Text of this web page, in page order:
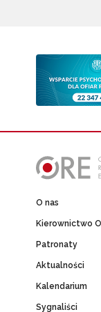
O nas
Kierownictwo
Patronaty
Aktualności
Kalendarium
Sygnaliści